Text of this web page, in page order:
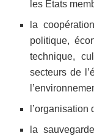
les États
la
politique,
technique,
secteurs de
la